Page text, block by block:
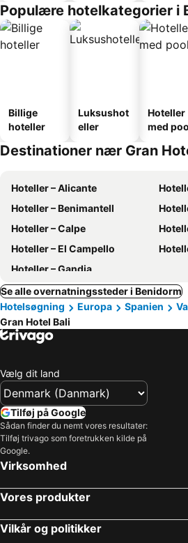
Populære hotelkategorier i
Billige
hoteller
Luksushot
eller
Hoteller
med
Destinationer nær Gran
Hoteller – Alicante
Hoteller – Benimantell
Hoteller – Calpe
Hoteller – El Campello
Hoteller – Gandia
Se alle overnatningssteder i Benidorm
Hotelsøgning
Europa Spanien
Gran Hotel Bali
Vælg dit land
Tilføj på Google
Sådan finder du nemt vores resultater:
Tilføj trivago som foretrukken kilde på
Google.
Virksomhed
Vores produkter
Vilkår og politikker